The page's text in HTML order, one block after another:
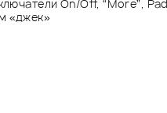
On/Off, “More”, Pad
«джек»